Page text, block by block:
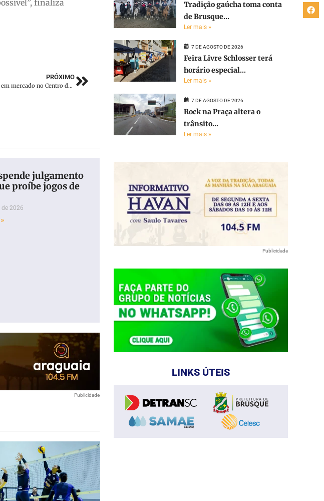
finaliza
PRÓXIMO
Polícia Militar detém homem por furto em mercado no Centro de Brusque
julgamento
proíbe jogos de
2026
Publicidade
Tradição gaúcha toma conta
de Brusque...
Ler mais »
7 DE AGOSTO DE 2026
Feira Livre Schlosser terá
horário especial...
Ler mais »
7 DE AGOSTO DE 2026
Rock na Praça altera o
trânsito...
Ler mais »
Publicidade
LINKS ÚTEIS